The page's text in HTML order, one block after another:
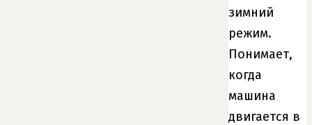
зимний
режим.
Понимает,
когда
машина
двигается в